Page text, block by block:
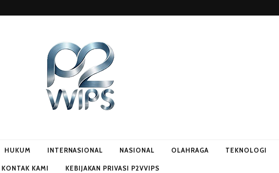
HUKUM INTERNASIONAL NASIONAL OLAHRAGA TEKNOLOGI
KONTAK KAMI KEBIJAKAN PRIVASI P2VVIPS